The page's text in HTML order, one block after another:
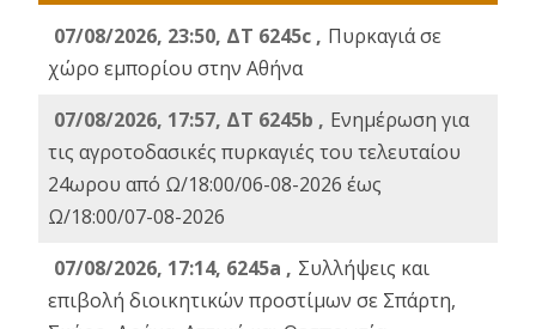
07/08/2026, 23:50, ΔΤ 6245c , Πυρκαγιά σε
χώρο εμπορίου στην Αθήνα
07/08/2026, 17:57, ΔΤ 6245b , Ενημέρωση για
τις αγροτοδασικές πυρκαγιές του τελευταίου
24ωρου από Ω/18:00/06-08-2026 έως
Ω/18:00/07-08-2026
07/08/2026, 17:14, 6245a , Συλλήψεις και
επιβολή διοικητικών προστίμων σε Σπάρτη,